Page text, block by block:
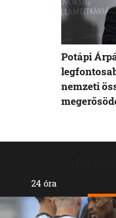
24 óra
Potápi
nemzeti